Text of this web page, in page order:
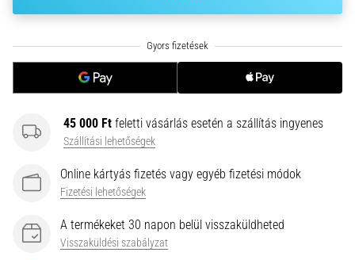
leghatékonyabb
sarokfájdalmat
tapasztalsz
közben
vagy
Az
egyik
kiváltó
ok
45 000 Ft feletti vásárlás esetén a szállítás ingyenes
Szállítási lehetőségek
Online kártyás fizetés vagy egyéb fizetési módok
Fizetési lehetőségek
A termékeket 30 napon belül visszaküldheted
Visszaküldési szabályzat